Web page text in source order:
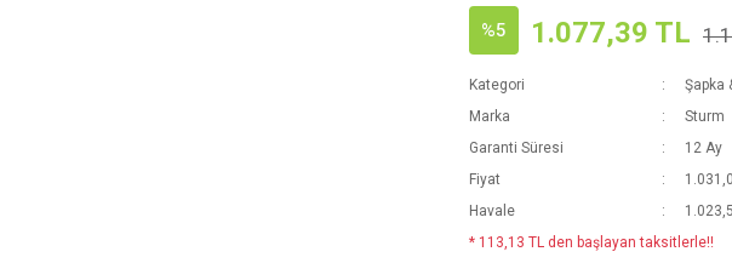
%5 1.077,39 TL
Kategori
Şapka
Marka
Sturm
Garanti Süresi
12 Ay
Fiyat
Havale
* 113,13 TL den başlayan taksitlerle!!